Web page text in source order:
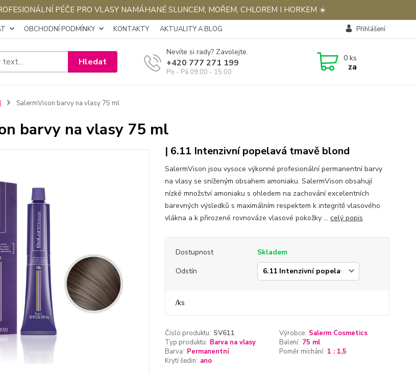
PÉČE PRO VLASY NAMÁHANÉ SLUNCEM, MOŘEM, CHLOREM I HORKEM ☀️
OBCHODNÍ PODMÍNKY KONTAKTY AKTUALITY A BLOG Přihlášení
Hledat
Nevíte si rady? Zavolejte.
+420 777 271 199
Po - Pá 09:00 - 15:00
0 ks
za
SalermVison barvy na vlasy 75 ml
barvy na vlasy 75 ml
| 6.11 Intenzivní popelavá tmavě blond
SalermVison jsou vysoce výkonné profesionální permanentní barvy
na vlasy se sníženým obsahem amoniaku. SalermVison obsahují
nízké množství amoniaku s ohledem na zachování excelentních
barevných výsledků s maximálním respektem k integritě vlasového
vlákna a k přirozené rovnováze vlasové pokožky ... celý popis
Dostupnost
Skladem
Odstín
/ks
Číslo produktu: SV611 Výrobce: Salerm Cosmetics
Typ produktu: Barva na vlasy Balení: 75 ml
Barva: Permanentní Poměr míchání: 1 : 1,5
Krytí šedin: ano